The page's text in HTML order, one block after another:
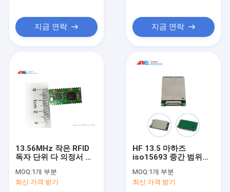
제품
우리에 대하여
공장 여행
뉴스
지금 연락 지금 연락
13.56MHz 작은 RFID
독자 단위 다 의정서 지
MOQ:1개 부분
최신 가격 받기
HF 13.5 마하즈
iso15693 중간 범위
독서와 쓰기는 45 센티
미터까지의 범위에 걸칩
MOQ:1개 부분
최신 가격 받기